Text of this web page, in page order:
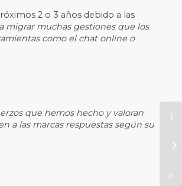
2 o 3 años debido a las
migrar muchas gestiones que los
como el chat online o
que hemos hecho y valoran
a las marcas respuestas según su